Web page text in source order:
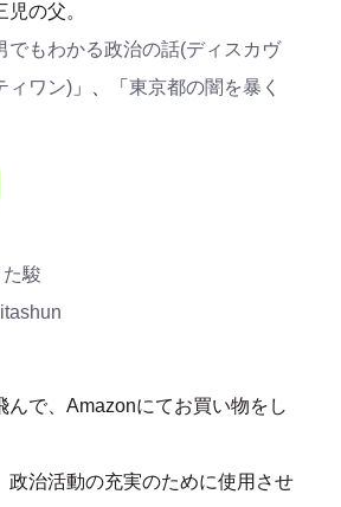
の父。
でもわかる政治の話(ディスカヴ
ィワン) 」、「 東京都の闇を暴く
駿
んで、Amazonにてお買い物をし
政治活動の充実のために使用させ